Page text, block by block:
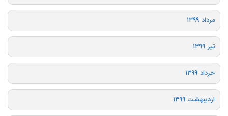
مرداد ۱۳۹۹
تیر ۱۳۹۹
خرداد ۱۳۹۹
اردیبهشت ۱۳۹۹